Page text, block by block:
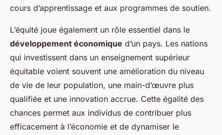
cours d’apprentissage et aux programmes de soutien.
L’équité joue également un rôle essentiel dans le
développement économique d’un pays. Les nations
qui investissent dans un enseignement supérieur
équitable voient souvent une amélioration du niveau
de vie de leur population, une main-d’œuvre plus
qualifiée et une innovation accrue. Cette égalité des
chances permet aux individus de contribuer plus
efficacement à l’économie et de dynamiser le